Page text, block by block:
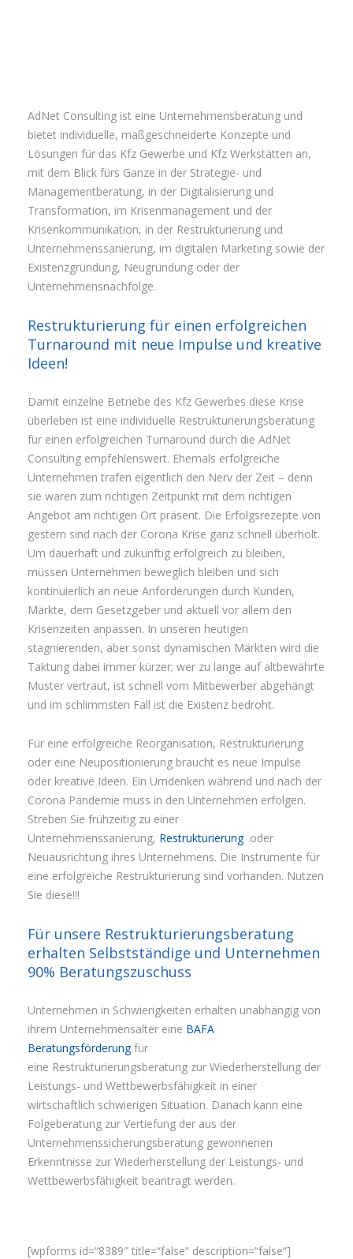
AdNet Consulting ist eine Unternehmensberatung und
bietet individuelle, maßgeschneiderte Konzepte und
Lösungen für das Kfz Gewerbe und Kfz Werkstätten an,
mit dem Blick fürs Ganze in der Strategie- und
Managementberatung, in der Digitalisierung und
Transformation, im Krisenmanagement und der
Krisenkommunikation, in der Restrukturierung und
Unternehmenssanierung, im digitalen Marketing sowie der
Existenzgründung, Neugründung oder der
Unternehmensnachfolge.
Restrukturierung für einen erfolgreichen
Turnaround mit neue Impulse und kreative
Ideen!
Damit einzelne Betriebe des Kfz Gewerbes diese Krise
überleben ist eine individuelle Restrukturierungsberatung
für einen erfolgreichen Turnaround durch die AdNet
Consulting empfehlenswert. Ehemals erfolgreiche
Unternehmen trafen eigentlich den Nerv der Zeit – denn
sie waren zum richtigen Zeitpunkt mit dem richtigen
Angebot am richtigen Ort präsent. Die Erfolgsrezepte von
gestern sind nach der Corona Krise ganz schnell überholt.
Um dauerhaft und zukünftig erfolgreich zu bleiben,
müssen Unternehmen beweglich bleiben und sich
kontinuierlich an neue Anforderungen durch Kunden,
Märkte, dem Gesetzgeber und aktuell vor allem den
Krisenzeiten anpassen. In unseren heutigen
stagnierenden, aber sonst dynamischen Märkten wird die
Taktung dabei immer kürzer; wer zu lange auf altbewährte
Muster vertraut, ist schnell vom Mitbewerber abgehängt
und im schlimmsten Fall ist die Existenz bedroht.
Für eine erfolgreiche Reorganisation, Restrukturierung
oder eine Neupositionierung braucht es neue Impulse
oder kreative Ideen. Ein Umdenken während und nach der
Corona Pandemie muss in den Unternehmen erfolgen.
Streben Sie frühzeitig zu einer
Unternehmenssanierung, Restrukturierungoder
Neuausrichtung ihres Unternehmens. Die Instrumente für
eine erfolgreiche Restrukturierung sind vorhanden. Nutzen
Sie diese!!!
Für unsere Restrukturierungsberatung
erhalten Selbstständige und Unternehmen
90% Beratungszuschuss
Unternehmen in Schwierigkeiten erhalten unabhängig von
ihrem Unternehmensalter eine BAFA
Beratungsförderungfür
eine Restrukturierungsberatung zur Wiederherstellung der
Leistungs- und Wettbewerbsfähigkeit in einer
wirtschaftlich schwierigen Situation. Danach kann eine
Folgeberatung zur Vertiefung der aus der
Unternehmenssicherungsberatung gewonnenen
Erkenntnisse zur Wiederherstellung der Leistungs- und
Wettbewerbsfähigkeit beantragt werden.
[wpforms id=“8389″ title=“false“ description=“false“]